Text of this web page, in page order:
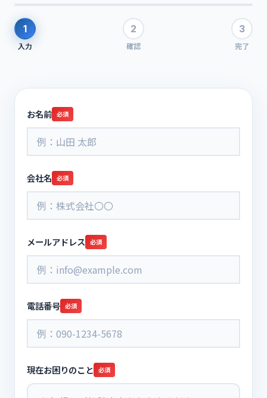
1
入力
2
確認
3
完了
お名前 必須
会社名 必須
メールアドレス 必須
電話番号 必須
現在お困りのこと 必須